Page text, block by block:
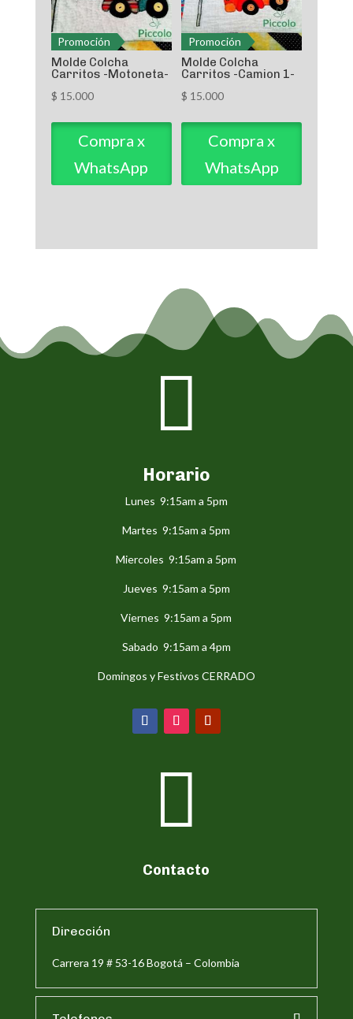
Promoción
Molde Colcha
Carritos -Motoneta-
$ 15.000
Compra x
WhatsApp
Promoción
Molde Colcha
Carritos -Camion 1-
$ 15.000
Compra x
WhatsApp

Horario
Lunes 9:15am a 5pm
Martes 9:15am a 5pm
Miercoles 9:15am a 5pm
Jueves 9:15am a 5pm
Viernes 9:15am a 5pm
Sabado 9:15am a 4pm
Domingos y Festivos CERRADO

Contacto
Dirección
Carrera 19 # 53-16 Bogotá – Colombia